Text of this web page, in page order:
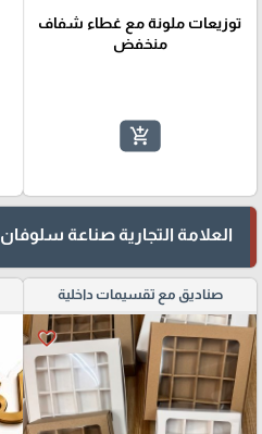
توزيعات ملونة مع غطاء شفاف
منخفض
add_shopping_cart
العلامة التجارية صناعة سلوفان
صناديق مع تقسيمات داخلية
favorite_border